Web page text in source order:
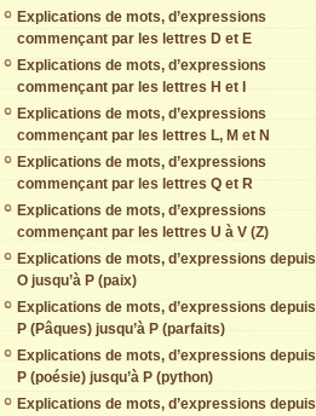
Explications de mots, d’expressions
commençant par les lettres D et E
Explications de mots, d’expressions
commençant par les lettres H et I
Explications de mots, d’expressions
commençant par les lettres L, M et N
Explications de mots, d’expressions
commençant par les lettres Q et R
Explications de mots, d’expressions
commençant par les lettres U à V (Z)
Explications de mots, d’expressions depuis
O jusqu’à P (paix)
Explications de mots, d’expressions depuis
P (Pâques) jusqu’à P (parfaits)
Explications de mots, d’expressions depuis
P (poésie) jusqu’à P (python)
Explications de mots, d’expressions depuis